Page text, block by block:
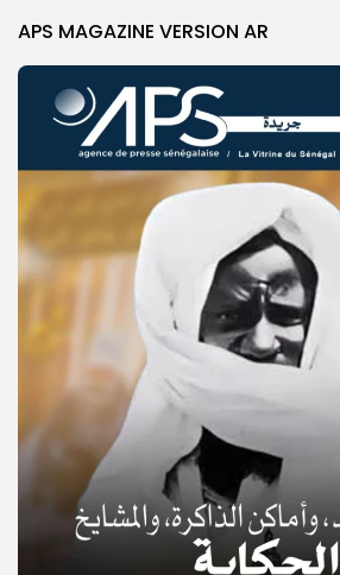
© Copyright 2025, APS
APS MAGAZINE VERSION AR